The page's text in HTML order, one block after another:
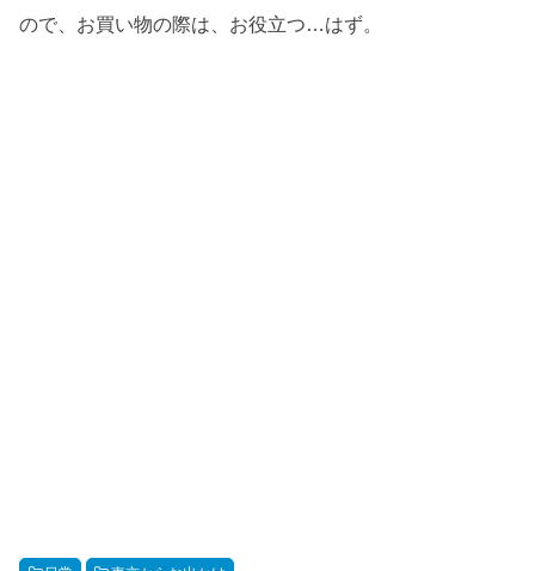
ので、お買い物の際は、お役立つ…はず。